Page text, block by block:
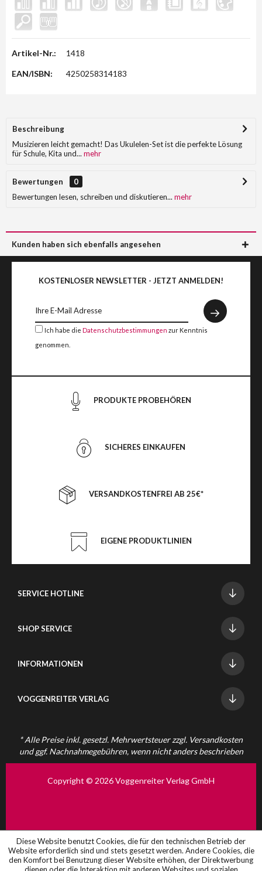
Artikel-Nr.: 1418
EAN/ISBN: 4250258314183
Beschreibung
Musizieren leicht gemacht! Das Ukulelen-Set ist die perfekte Lösung
für Schule, Kita und... mehr
Bewertungen
0
Bewertungen lesen, schreiben und diskutieren... mehr
Kunden haben sich ebenfalls angesehen
KOSTENLOSER NEWSLETTER - JETZT ANMELDEN!
Ich habe die Datenschutzbestimmungen zur Kenntnis
genommen.
PRODUKTE PROBEHÖREN
SICHERES EINKAUFEN
VERSANDKOSTENFREI AB 25€*
EIGENE PRODUKTLINIEN
SERVICE HOTLINE
SHOP SERVICE
INFORMATIONEN
VOGGENREITER VERLAG
* Alle Preise inkl. gesetzl. Mehrwertsteuer zzgl. Versandkosten
und ggf. Nachnahmegebühren, wenn nicht anders beschrieben
Copyright © 2026 Voggenreiter Verlag GmbH
Diese Website benutzt Cookies, die für den technischen Betrieb der
Website erforderlich sind und stets gesetzt werden. Andere Cookies, die
den Komfort bei Benutzung dieser Website erhöhen, der Direktwerbung